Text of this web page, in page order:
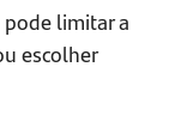
limitar a
escolher